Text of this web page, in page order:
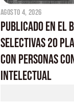
agosto 4, 2026
PUBLICADO EN EL
SELECTIVAS 20
CON PERSONAS
INTELECTUAL